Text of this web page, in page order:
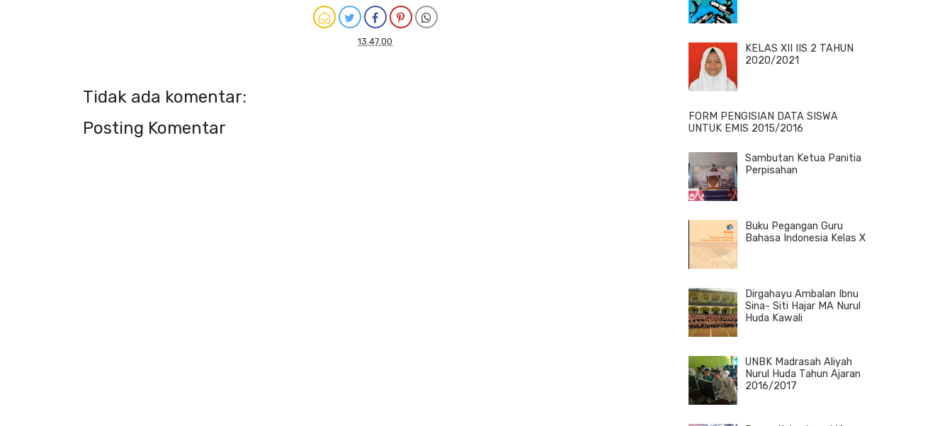
13.47.00
Tidak ada komentar:
Posting Komentar
KELAS XII IIS 2 TAHUN
2020/2021
FORM PENGISIAN DATA SISWA
UNTUK EMIS 2015/2016
Sambutan Ketua Panitia
Perpisahan
Buku Pegangan Guru
Bahasa Indonesia Kelas X
Dirgahayu Ambalan Ibnu
Sina- Siti Hajar MA Nurul
Huda Kawali
UNBK Madrasah Aliyah
Nurul Huda Tahun Ajaran
2016/2017